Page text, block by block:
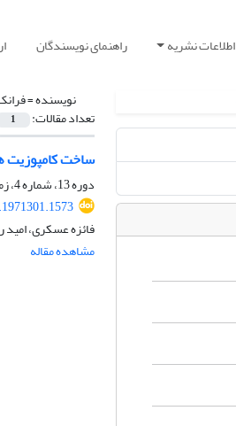
اطلاعات نشریه راهنمای نویسندگان
نویسنده =
تعداد مقالات: 1
ساخت کامپوزیت
دوره 13، شماره 4، زمستان 1401، صفحه
فائزه عسکری،
مشاهده مقاله